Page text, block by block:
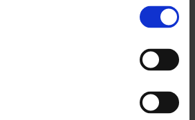
viewer/{id}/
1
false
/applet/contentviewer/